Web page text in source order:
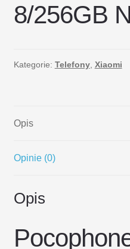
8/256GB
Kategorie: Telefony, Xiaomi
Opis
Opinie (0)
Opis